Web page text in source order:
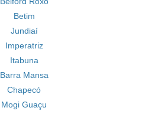
Betim
Jundiaí
Imperatriz
Itabuna
Barra Mansa
Chapecó
Mogi Guaçu